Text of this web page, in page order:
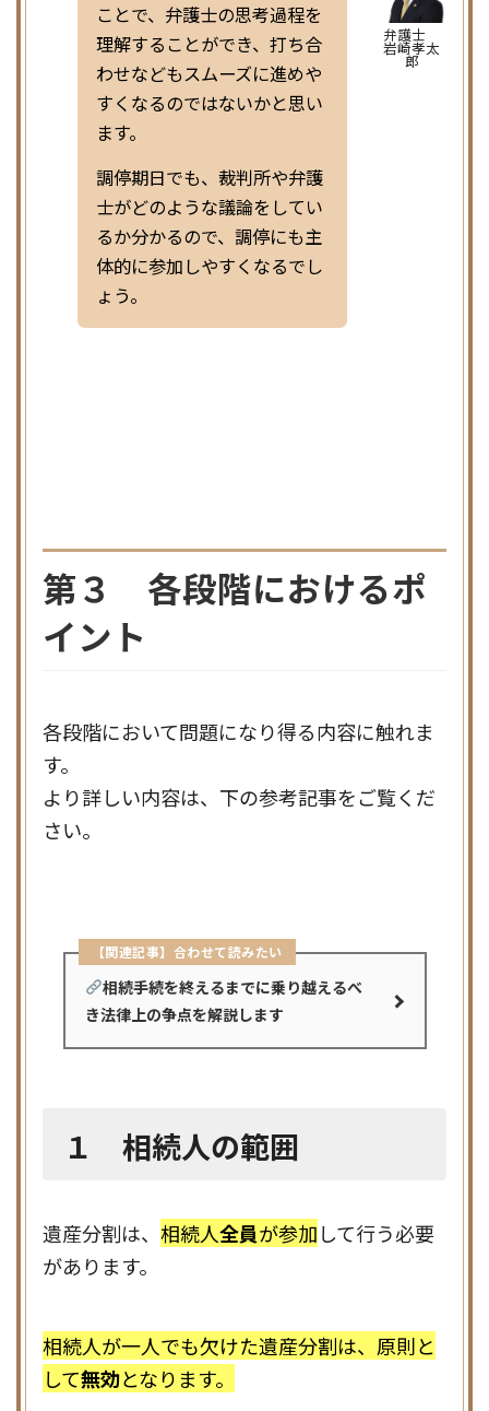
弁護士
岩崎孝太
郎
ことで、弁護士の思考過程を
理解することができ、打ち合
わせなどもスムーズに進めや
すくなるのではないかと思い
ます。
調停期日でも、裁判所や弁護
士がどのような議論をしてい
るか分かるので、調停にも主
体的に参加しやすくなるでし
ょう。
第３ 各段階におけるポ
イント
各段階において問題になり得る内容に触れま
す。
より詳しい内容は、下の参考記事をご覧くだ
さい。
【関連記事】合わせて読みたい
相続手続を終えるまでに乗り越えるべ
き法律上の争点を解説します
１ 相続人の範囲
遺産分割は、 相続人全員が参加して行う必要
があります。
相続人が一人でも欠けた遺産分割は、原則と
して無効となります。